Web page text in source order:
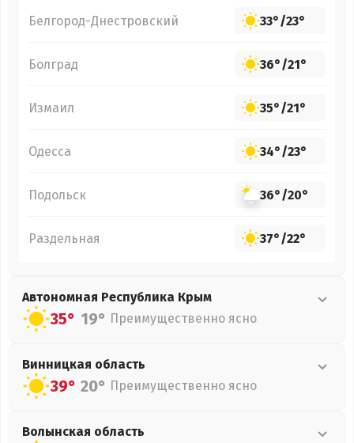
Белгород-Днестровский 33°/23°
Болград 36°/21°
Измаил 35°/21°
Одесса 34°/23°
Подольск 36°/20°
Раздельная 37°/22°
Автономная Республика Крым
35° 19° Преимущественно ясно
Винницкая область
39° 20° Преимущественно ясно
Волынская область